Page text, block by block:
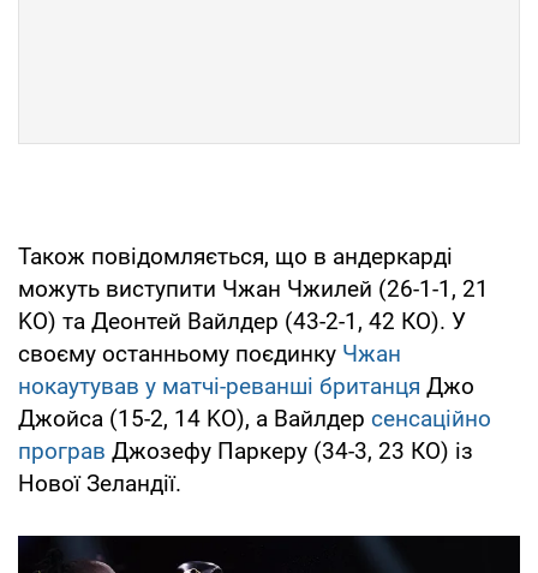
Також повідомляється, що в андеркарді
можуть виступити Чжан Чжилей (26-1-1, 21
KO) та Деонтей Вайлдер (43-2-1, 42 КО). У
своєму останньому поєдинку Чжан
нокаутував у матчі-реванші британця Джо
Джойса (15-2, 14 KO), а Вайлдер сенсаційно
програв Джозефу Паркеру (34-3, 23 КО) із
Нової Зеландії.